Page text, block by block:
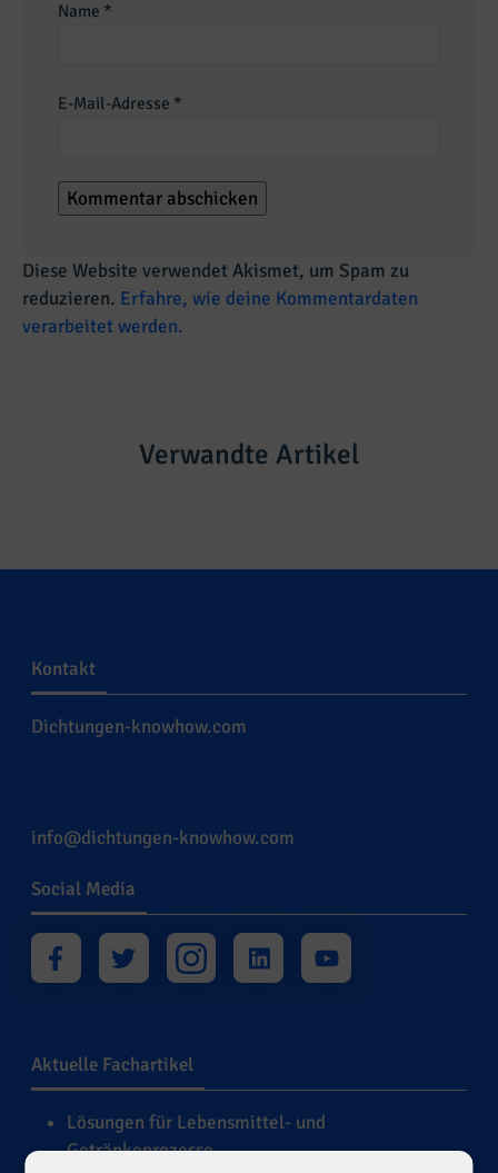
Name *
E-Mail-Adresse *
Diese Website verwendet Akismet, um Spam zu
reduzieren. Erfahre, wie deine Kommentardaten
verarbeitet werden.
Verwandte Artikel
Kontakt
Dichtungen-knowhow.com
info@dichtungen-knowhow.com
Social Media
Aktuelle Fachartikel
Lösungen für Lebensmittel- und
Getränkeprozesse